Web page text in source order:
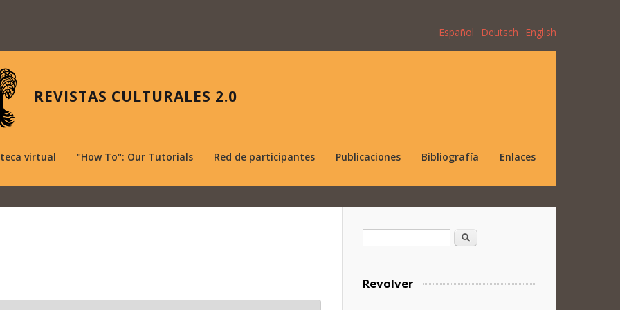
Español Deutsch English
REVISTAS CULTURALES 2.0
virtual "How To": Our Tutorials Red de participantes Publicaciones Bibliografía Enlaces
Formulario de búsqueda
Buscar
Revolver